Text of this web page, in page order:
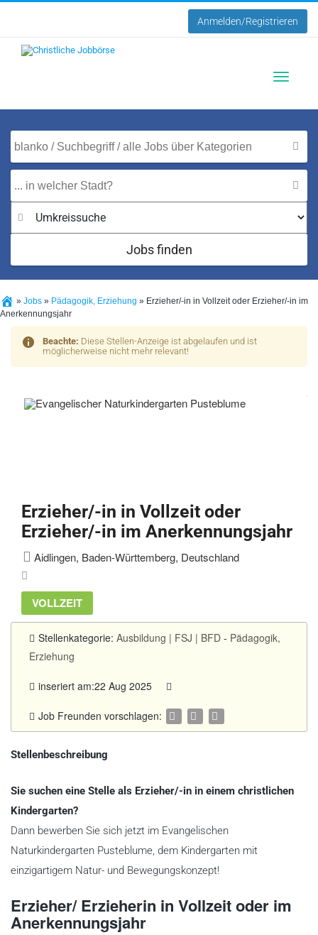
Anmelden/Registrieren
Jobs finden
» Jobs » Pädagogik, Erziehung » Erzieher/-in in Vollzeit oder Erzieher/-in im
Anerkennungsjahr
Beachte: Diese Stellen-Anzeige ist abgelaufen und ist
möglicherweise nicht mehr relevant!
Erzieher/-in in Vollzeit oder
Erzieher/-in im Anerkennungsjahr
Aidlingen, Baden-Württemberg, Deutschland
VOLLZEIT
Stellenkategorie: Ausbildung | FSJ | BFD - Pädagogik,
Erziehung
inseriert am:22 Aug 2025
Job Freunden vorschlagen:
Stellenbeschreibung
Sie suchen eine Stelle als Erzieher/-in in einem christlichen
Kindergarten?
Dann bewerben Sie sich jetzt im Evangelischen
Naturkindergarten Pusteblume, dem Kindergarten mit
einzigartigem Natur- und Bewegungskonzept!
Erzieher/ Erzieherin in Vollzeit oder im
Anerkennungsjahr